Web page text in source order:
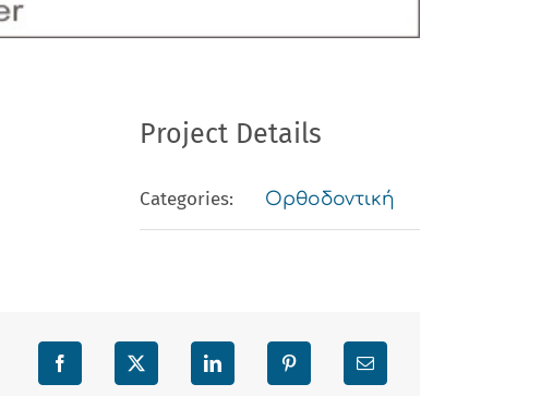
Project Details
Categories: Ορθοδοντική
Facebook X LinkedIn Pinterest Email